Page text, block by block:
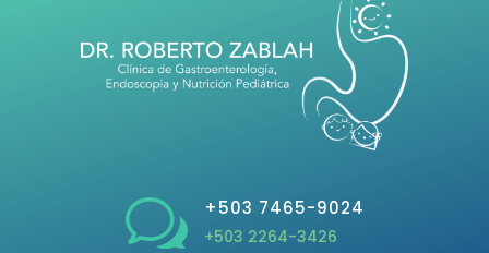
w +503 7465-9024
+503 2264-3426